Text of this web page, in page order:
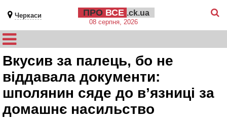
Черкаси ПРО ВСЕ .ck.ua
08 серпня, 2026
Вкусив за палець, бо не
віддавала документи:
шполянин сяде до в’язниці за
домашнє насильство